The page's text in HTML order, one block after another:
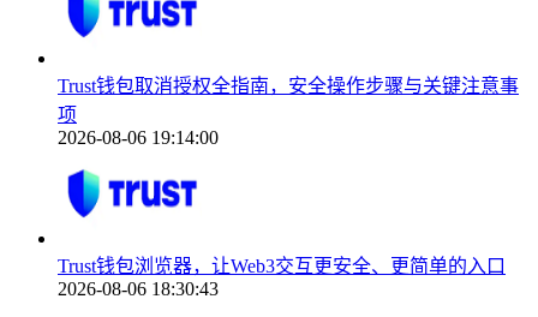
Trust钱包取消授权全指南，安全操作步骤与关键注意事
项
2026-08-06 19:14:00
Trust钱包浏览器，让Web3交互更安全、更简单的入口
2026-08-06 18:30:43